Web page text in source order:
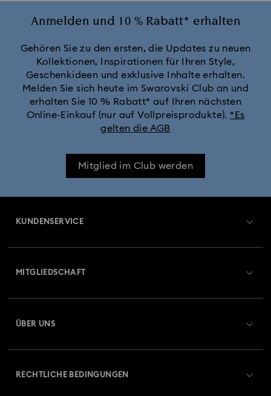
Anmelden und 10 % Rabatt* erhalten
Gehören Sie zu den ersten, die Updates zu neuen
Kollektionen, Inspirationen für Ihren Style,
Geschenkideen und exklusive Inhalte erhalten.
Melden Sie sich heute im Swarovski Club an und
erhalten Sie 10 % Rabatt* auf Ihren nächsten
Online-Einkauf (nur auf Vollpreisprodukte). *Es
gelten die AGB
Mitglied im Club werden
KUNDENSERVICE
Retouren und Umtausch
MITGLIEDSCHAFT
ÜBER UNS
RECHTLICHE BEDINGUNGEN